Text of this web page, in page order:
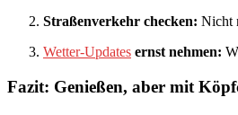
Straßenverkehr checken: Nicht
Wetter-Updates ernst nehmen:
Fazit: Genießen, aber mit